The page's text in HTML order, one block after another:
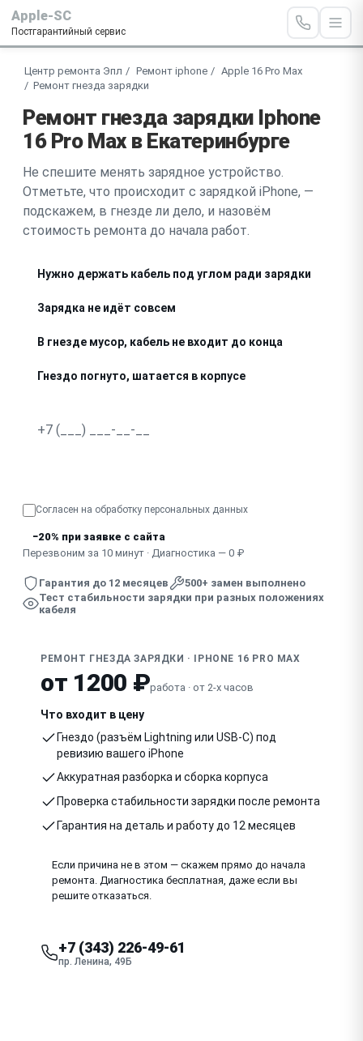
Apple-SC
Постгарантийный сервис
Центр ремонта Эпл Ремонт iphone
Apple 16 Pro Max
Ремонт гнезда зарядки
Ремонт гнезда зарядки Iphone
16 Pro Max в Екатеринбурге
Не спешите менять зарядное устройство.
Отметьте, что происходит с зарядкой iPhone, —
подскажем, в гнезде ли дело, и назовём
стоимость ремонта до начала работ.
Нужно держать кабель под углом ради зарядки
Зарядка не идёт совсем
В гнезде мусор, кабель не входит до конца
Гнездо погнуто, шатается в корпусе
Согласен на обработку персональных данных
−20% при заявке с сайта
Перезвоним за 10 минут · Диагностика — 0 ₽
Гарантия до 12 месяцев
500+ замен выполнено
Тест стабильности зарядки при разных положениях
кабеля
РЕМОНТ ГНЕЗДА ЗАРЯДКИ · IPHONE 16 PRO MAX
от 1200 ₽работа · от 2-х часов
Что входит в цену
Гнездо (разъём Lightning или USB-C) под
ревизию вашего iPhone
Аккуратная разборка и сборка корпуса
Проверка стабильности зарядки после ремонта
Гарантия на деталь и работу до 12 месяцев
Если причина не в этом — скажем прямо до начала
ремонта. Диагностика бесплатная, даже если вы
решите отказаться.
+7 (343) 226-49-61
пр. Ленина, 49Б